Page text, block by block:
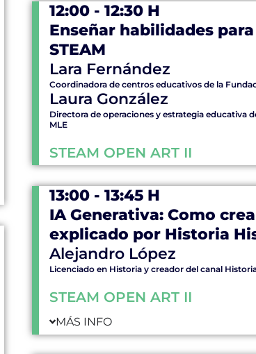
12:00 - 12:30 H
Enseñar habilidades
STEAM
Lara Fernández
Coordinadora de centros educativos de la
Laura González
Directora de operaciones y estrategia educativa
MLE
STEAM OPEN ART II
13:00 - 13:45 H
IA Generativa: Como
explicado por Historia
Alejandro López
Licenciado en Historia y creador del canal
STEAM OPEN ART II
MÁS INFO